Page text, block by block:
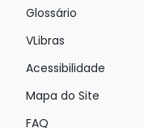
Glossário
VLibras
Acessibilidade
Mapa do Site
FAQ